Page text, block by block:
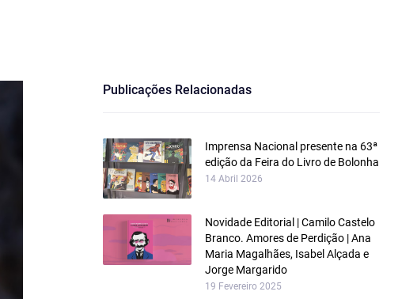
Publicações Relacionadas
Imprensa Nacional presente na 63ª
edição da Feira do Livro de Bolonha
14 Abril 2026
Novidade Editorial | Camilo Castelo
Branco. Amores de Perdição | Ana
Maria Magalhães, Isabel Alçada e
Jorge Margarido
19 Fevereiro 2025